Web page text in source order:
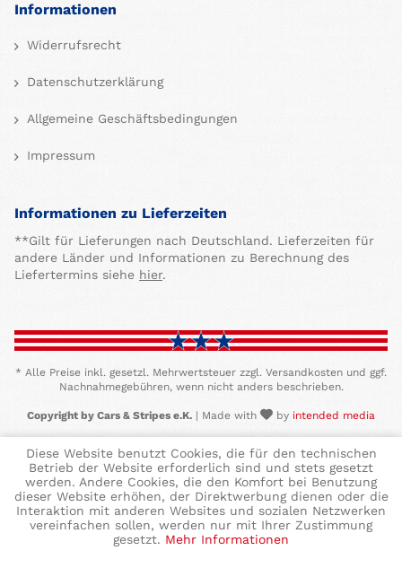
Informationen
Widerrufsrecht
Datenschutzerklärung
Allgemeine Geschäftsbedingungen
Impressum
Informationen zu Lieferzeiten
**Gilt für Lieferungen nach Deutschland. Lieferzeiten für
andere Länder und Informationen zu Berechnung des
Liefertermins siehe hier.
* Alle Preise inkl. gesetzl. Mehrwertsteuer zzgl. Versandkosten und ggf.
Nachnahmegebühren, wenn nicht anders beschrieben.
Copyright by Cars & Stripes e.K. | Made with by intended media
Diese Website benutzt Cookies, die für den technischen
Betrieb der Website erforderlich sind und stets gesetzt
werden. Andere Cookies, die den Komfort bei Benutzung
dieser Website erhöhen, der Direktwerbung dienen oder die
Interaktion mit anderen Websites und sozialen Netzwerken
vereinfachen sollen, werden nur mit Ihrer Zustimmung
gesetzt. Mehr Informationen